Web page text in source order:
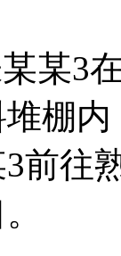
某3
棚
前往